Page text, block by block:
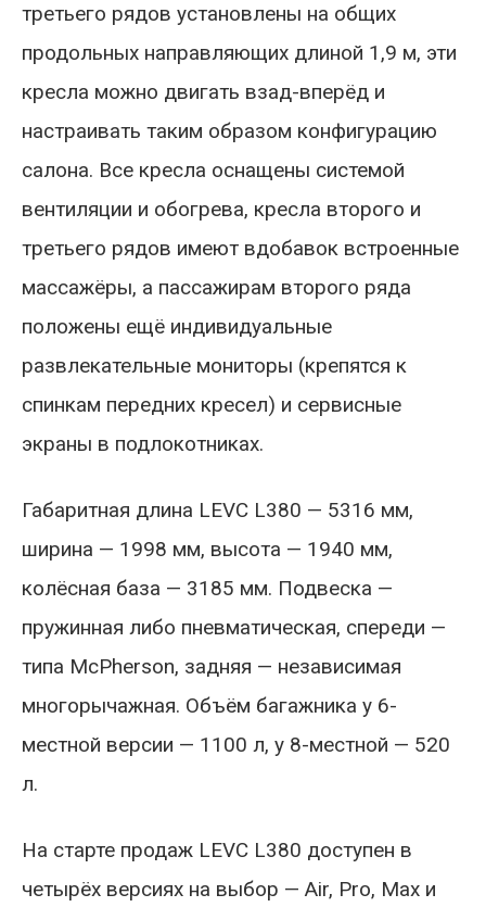
третьего рядов установлены на общих
продольных направляющих длиной 1,9 м, эти
кресла можно двигать взад-вперёд и
настраивать таким образом конфигурацию
салона. Все кресла оснащены системой
вентиляции и обогрева, кресла второго и
третьего рядов имеют вдобавок встроенные
массажёры, а пассажирам второго ряда
положены ещё индивидуальные
развлекательные мониторы (крепятся к
спинкам передних кресел) и сервисные
экраны в подлокотниках.
Габаритная длина LEVC L380 — 5316 мм,
ширина — 1998 мм, высота — 1940 мм,
колёсная база — 3185 мм. Подвеска —
пружинная либо пневматическая, спереди —
типа McPherson, задняя — независимая
многорычажная. Объём багажника у 6-
местной версии — 1100 л, у 8-местной — 520
л.
На старте продаж LEVC L380 доступен в
четырёх версиях на выбор — Air, Pro, Max и